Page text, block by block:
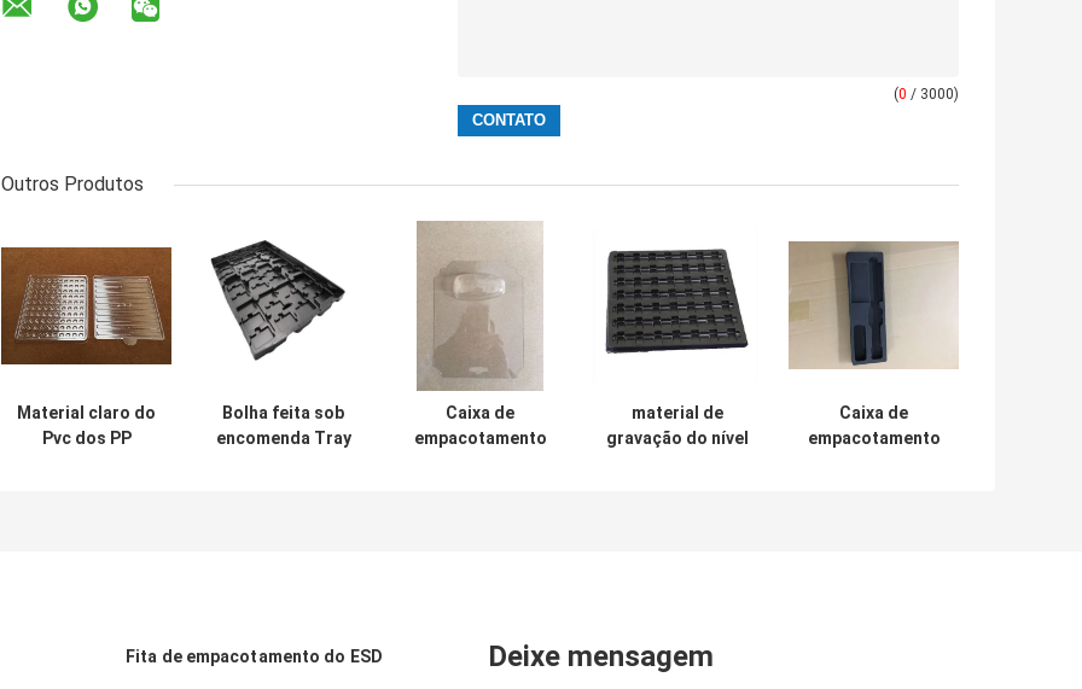
(0 / 3000)
Outros Produtos
Material claro do
Pvc dos PP
Bolha feita sob
encomenda Tray
Caixa de
empacotamento
material de
gravação do nível
Caixa de
empacotamento
Fita de empacotamento do ESD Deixe mensagem